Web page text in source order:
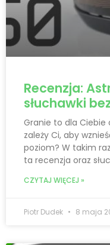
Recenzja:
słuchawki
Granie to dla Ciebie
zależy Ci, aby
poziom? W takim
ta recenzja oraz
CZYTAJ WIĘCEJ »
Piotr Dudek 8 maja